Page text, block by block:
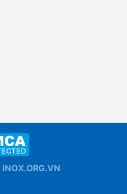
INOX.ORG.VN